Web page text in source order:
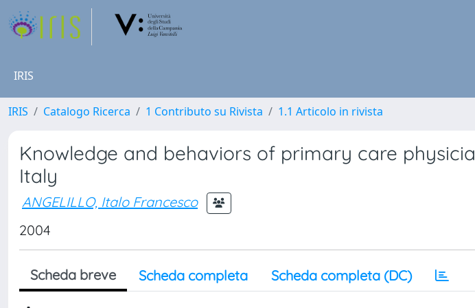
IRIS
IRIS Catalogo Ricerca 1 Contributo su Rivista 1.1 Articolo in rivista
Knowledge and behaviors of primary care
Italy
ANGELILLO, Italo Francesco
2004
Scheda breve Scheda completa Scheda completa (DC)